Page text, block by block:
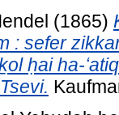
(1865)
: sefer
ḥai ha-